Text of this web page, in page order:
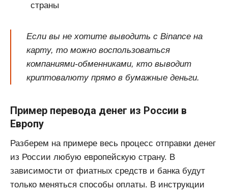
страны
Если вы не хотите выводить с Binance на
карту, то можно воспользоваться
компаниями-обменниками, кто выводит
криптовалюту прямо в бумажные деньги.
Пример перевода денег из России в
Европу
Разберем на примере весь процесс отправки денег
из России любую европейскую страну. В
зависимости от фиатных средств и банка будут
только меняться способы оплаты. В инструкции